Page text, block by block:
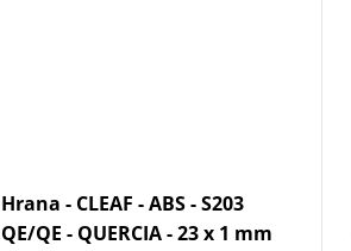
Hrana - CLEAF - ABS - S203
QE/QE - QUERCIA - 23 x 1 mm